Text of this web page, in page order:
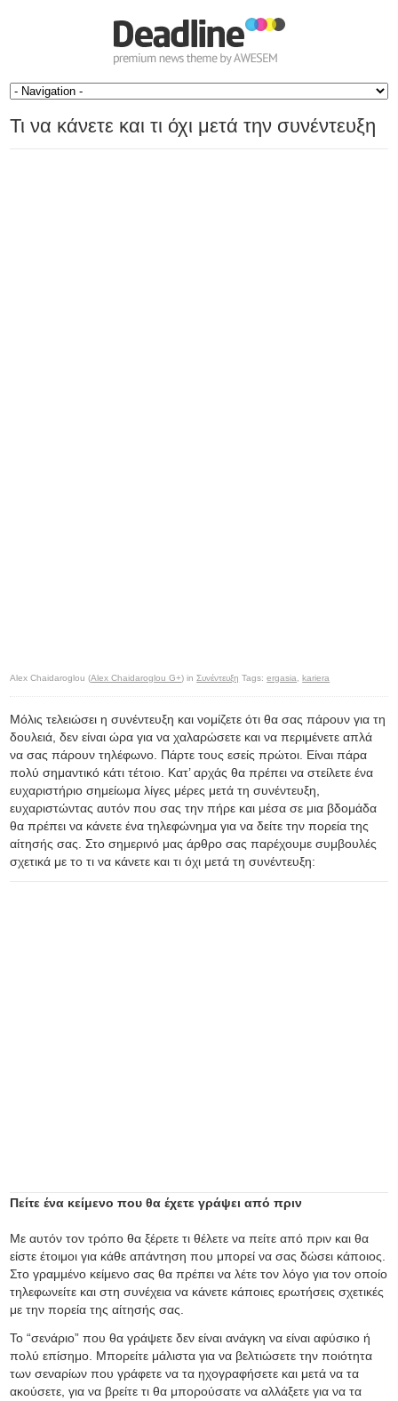
Τι να κάνετε και τι όχι μετά την συνέντευξη
Alex Chaidaroglou (Alex Chaidaroglou G+) inΣυνέντευξη Tags:ergasia ,kariera
Μόλις τελειώσει η συνέντευξη και νομίζετε ότι θα σας πάρουν για τη
δουλειά, δεν είναι ώρα για να χαλαρώσετε και να περιμένετε απλά
να σας πάρουν τηλέφωνο. Πάρτε τους εσείς πρώτοι. Είναι πάρα
πολύ σημαντικό κάτι τέτοιο. Κατ’ αρχάς θα πρέπει να στείλετε ένα
ευχαριστήριο σημείωμα λίγες μέρες μετά τη συνέντευξη,
ευχαριστώντας αυτόν που σας την πήρε και μέσα σε μια βδομάδα
θα πρέπει να κάνετε ένα τηλεφώνημα για να δείτε την πορεία της
αίτησής σας. Στο σημερινό μας άρθρο σας παρέχουμε συμβουλές
σχετικά με το τι να κάνετε και τι όχι μετά τη συνέντευξη:
Πείτε ένα κείμενο που θα έχετε γράψει από πριν
Με αυτόν τον τρόπο θα ξέρετε τι θέλετε να πείτε από πριν και θα
είστε έτοιμοι για κάθε απάντηση που μπορεί να σας δώσει κάποιος.
Στο γραμμένο κείμενο σας θα πρέπει να λέτε τον λόγο για τον οποίο
τηλεφωνείτε και στη συνέχεια να κάνετε κάποιες ερωτήσεις σχετικές
με την πορεία της αίτησής σας.
Το “σενάριο” που θα γράψετε δεν είναι ανάγκη να είναι αφύσικο ή
πολύ επίσημο. Μπορείτε μάλιστα για να βελτιώσετε την ποιότητα
των σεναρίων που γράφετε να τα ηχογραφήσετε και μετά να τα
ακούσετε, για να βρείτε τι θα μπορούσατε να αλλάξετε για να τα